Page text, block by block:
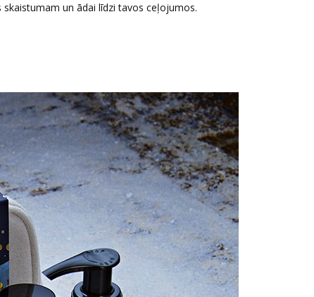
un ādai līdzi tavos ceļojumos.